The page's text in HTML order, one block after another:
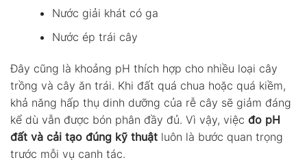
Nước giải khát có ga
Nước ép trái cây
Đây cũng là khoảng pH thích hợp cho nhiều loại cây
trồng và cây ăn trái. Khi đất quá chua hoặc quá kiềm,
khả năng hấp thụ dinh dưỡng của rễ cây sẽ giảm đáng
kể dù vẫn được bón phân đầy đủ. Vì vậy, việc đo pH
đất và cải tạo đúng kỹ thuật luôn là bước quan trọng
trước mỗi vụ canh tác.